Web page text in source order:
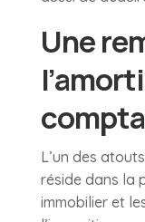
Une
L’un des
réside dans la
immobilier et